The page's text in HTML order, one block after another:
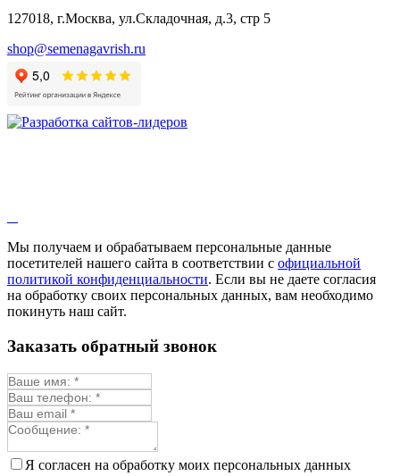
127018, г.Москва, ул.Складочная, д.3, стр 5
shop@semenagavrish.ru
Мы получаем и обрабатываем персональные данные
посетителей нашего сайта в соответствии с официальной
политикой конфиденциальности. Если вы не даете согласия
на обработку своих персональных данных, вам необходимо
покинуть наш сайт.
Заказать обратный звонок
Я согласен на обработку моих персональных данных